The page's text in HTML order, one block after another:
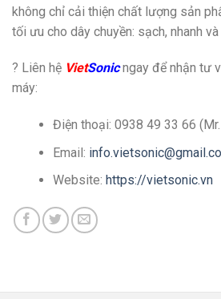
không chỉ cải thiện chất lượng sản
tối ưu cho dây chuyền: sạch, nhanh và
? Liên hệ VietSonicngay để nhận tư
máy:
Điện thoại: 0938 49 33 66
Email:
Website: https://vietsonic.vn